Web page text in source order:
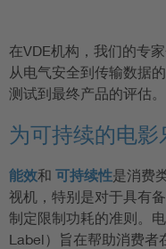
在VDE机构，我们的专
从电气安全到传输数据
测试到最终产品的评估。
为可持续的电影
能效和 可持续性是消费
视机，特别是对于具有
制定限制功耗的准则。
Label）旨在帮助消费者